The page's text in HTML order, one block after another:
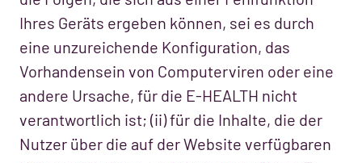
Ihres Geräts ergeben können, sei es durch
eine unzureichende Konfiguration, das
Vorhandensein von Computerviren oder eine
andere Ursache, für die E-HEALTH nicht
verantwortlich ist; (ii) für die Inhalte, die der
Nutzer über die auf der Website verfügbaren